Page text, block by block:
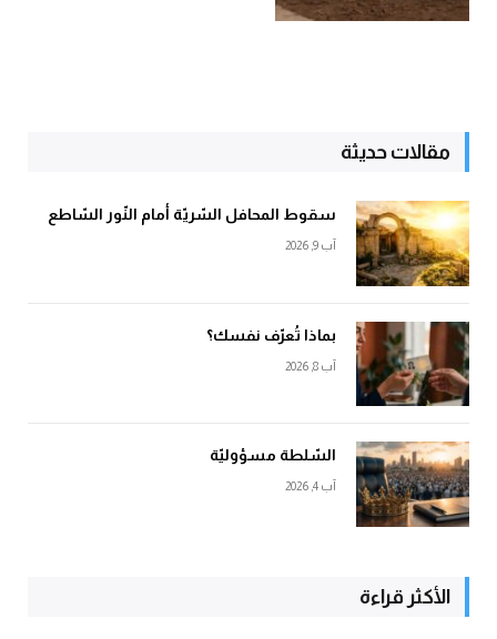
مقالات حديثة
سقوط المحافل السّريّة أمام النّور السّاطع
آب 9, 2026
بماذا تُعرّف نفسك؟
آب 8, 2026
السّلطة مسؤوليّة
آب 4, 2026
الأكثر قراءة